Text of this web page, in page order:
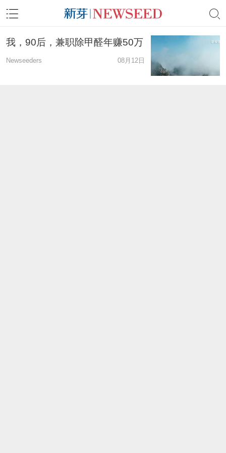
我，90后，兼职除甲醛年赚50万
Newseeders 08月12日